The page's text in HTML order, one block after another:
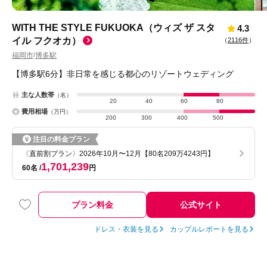
WITH THE STYLE FUKUOKA（ウィズ ザ スタ
イル フクオカ）
福岡市/博多駅
4.3
（2116件）
【博多駅6分】非日常を感じる都心のリゾートウェディング
主な人数帯 （名）
20
40 60 80
費用相場 （万円）
200
300 400 500
注目の料金プラン
〈直前割プラン〉2026年10月〜12月【80名209万4243円】
60名 1,701,239円
プラン料金 公式サイト
ドレス・衣装を見る カップルレポートを見る